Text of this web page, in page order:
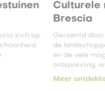
zich op
Culturele
Brescia
Geroemd
de
en de vele
ontspanning,
Meer